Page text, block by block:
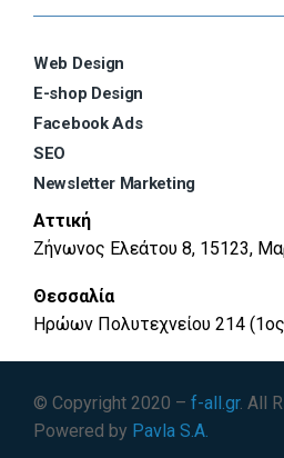
Web Design
E-shop Design
Facebook Ads
SEO
Newsletter Marketing
Αττική
Ζήνωνος Ελεάτου 8, 15123,
Θεσσαλία
Ηρώων Πολυτεχνείου 214
© Copyright 2020 – f-all.gr. All
Powered by Pavla S.A.